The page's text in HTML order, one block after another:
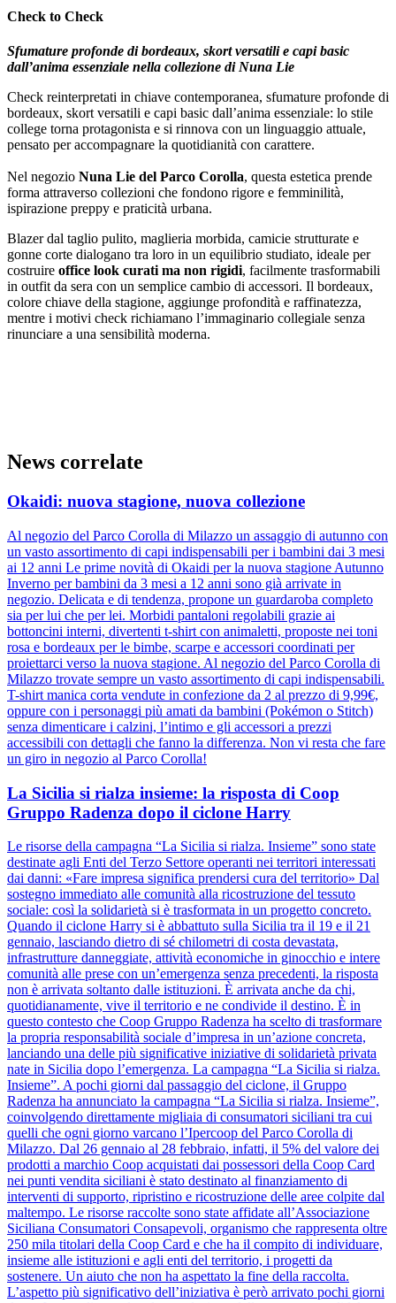
Check to Check
Sfumature profonde di bordeaux, skort versatili e capi basic
dall’anima essenziale nella collezione di Nuna Lie
Check reinterpretati in chiave contemporanea, sfumature profonde di
bordeaux, skort versatili e capi basic dall’anima essenziale: lo stile
college torna protagonista e si rinnova con un linguaggio attuale,
pensato per accompagnare la quotidianità con carattere.
Nel negozio Nuna Lie del Parco Corolla, questa estetica prende
forma attraverso collezioni che fondono rigore e femminilità,
ispirazione preppy e praticità urbana.
Blazer dal taglio pulito, maglieria morbida, camicie strutturate e
gonne corte dialogano tra loro in un equilibrio studiato, ideale per
costruire office look curati ma non rigidi, facilmente trasformabili
in outfit da sera con un semplice cambio di accessori. Il bordeaux,
colore chiave della stagione, aggiunge profondità e raffinatezza,
mentre i motivi check richiamano l’immaginario collegiale senza
rinunciare a una sensibilità moderna.
News correlate
Okaidi: nuova stagione, nuova collezione
Al negozio del Parco Corolla di Milazzo un assaggio di autunno con
un vasto assortimento di capi indispensabili per i bambini dai 3 mesi
ai 12 anni Le prime novità di Okaidi per la nuova stagione Autunno
Inverno per bambini da 3 mesi a 12 anni sono già arrivate in
negozio. Delicata e di tendenza, propone un guardaroba completo
sia per lui che per lei. Morbidi pantaloni regolabili grazie ai
bottoncini interni, divertenti t-shirt con animaletti, proposte nei toni
rosa e bordeaux per le bimbe, scarpe e accessori coordinati per
proiettarci verso la nuova stagione. Al negozio del Parco Corolla di
Milazzo trovate sempre un vasto assortimento di capi indispensabili.
T-shirt manica corta vendute in confezione da 2 al prezzo di 9,99€,
oppure con i personaggi più amati da bambini (Pokémon o Stitch)
senza dimenticare i calzini, l’intimo e gli accessori a prezzi
accessibili con dettagli che fanno la differenza. Non vi resta che fare
un giro in negozio al Parco Corolla!
La Sicilia si rialza insieme: la risposta di Coop
Gruppo Radenza dopo il ciclone Harry
Le risorse della campagna “La Sicilia si rialza. Insieme” sono state
destinate agli Enti del Terzo Settore operanti nei territori interessati
dai danni: «Fare impresa significa prendersi cura del territorio» Dal
sostegno immediato alle comunità alla ricostruzione del tessuto
sociale: così la solidarietà si è trasformata in un progetto concreto.
Quando il ciclone Harry si è abbattuto sulla Sicilia tra il 19 e il 21
gennaio, lasciando dietro di sé chilometri di costa devastata,
infrastrutture danneggiate, attività economiche in ginocchio e intere
comunità alle prese con un’emergenza senza precedenti, la risposta
non è arrivata soltanto dalle istituzioni. È arrivata anche da chi,
quotidianamente, vive il territorio e ne condivide il destino. È in
questo contesto che Coop Gruppo Radenza ha scelto di trasformare
la propria responsabilità sociale d’impresa in un’azione concreta,
lanciando una delle più significative iniziative di solidarietà privata
nate in Sicilia dopo l’emergenza. La campagna “La Sicilia si rialza.
Insieme”. A pochi giorni dal passaggio del ciclone, il Gruppo
Radenza ha annunciato la campagna “La Sicilia si rialza. Insieme”,
coinvolgendo direttamente migliaia di consumatori siciliani tra cui
quelli che ogni giorno varcano l’Ipercoop del Parco Corolla di
Milazzo. Dal 26 gennaio al 28 febbraio, infatti, il 5% del valore dei
prodotti a marchio Coop acquistati dai possessori della Coop Card
nei punti vendita siciliani è stato destinato al finanziamento di
interventi di supporto, ripristino e ricostruzione delle aree colpite dal
maltempo. Le risorse raccolte sono state affidate all’Associazione
Siciliana Consumatori Consapevoli, organismo che rappresenta oltre
250 mila titolari della Coop Card e che ha il compito di individuare,
insieme alle istituzioni e agli enti del territorio, i progetti da
sostenere. Un aiuto che non ha aspettato la fine della raccolta.
L’aspetto più significativo dell’iniziativa è però arrivato pochi giorni